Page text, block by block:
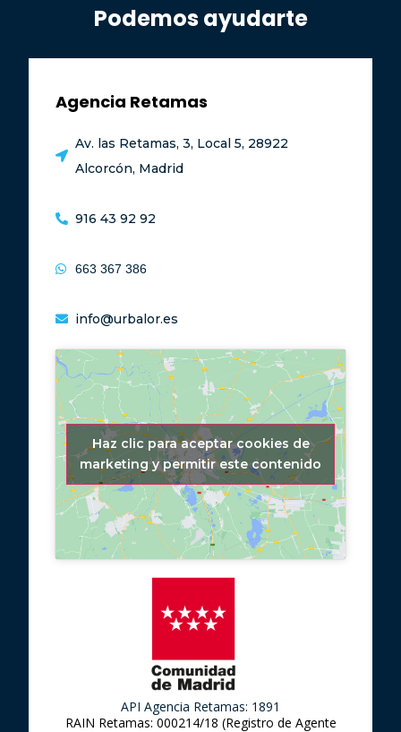
Podemos ayudarte
Agencia Retamas
Av. las Retamas, 3, Local 5, 28922
Alcorcón, Madrid
916 43 92 92
663 367 386
info@urbalor.es
Haz clic para aceptar cookies de
marketing y permitir este contenido
API Agencia Retamas: 1891
RAIN Retamas: 000214/18 (Registro de Agente